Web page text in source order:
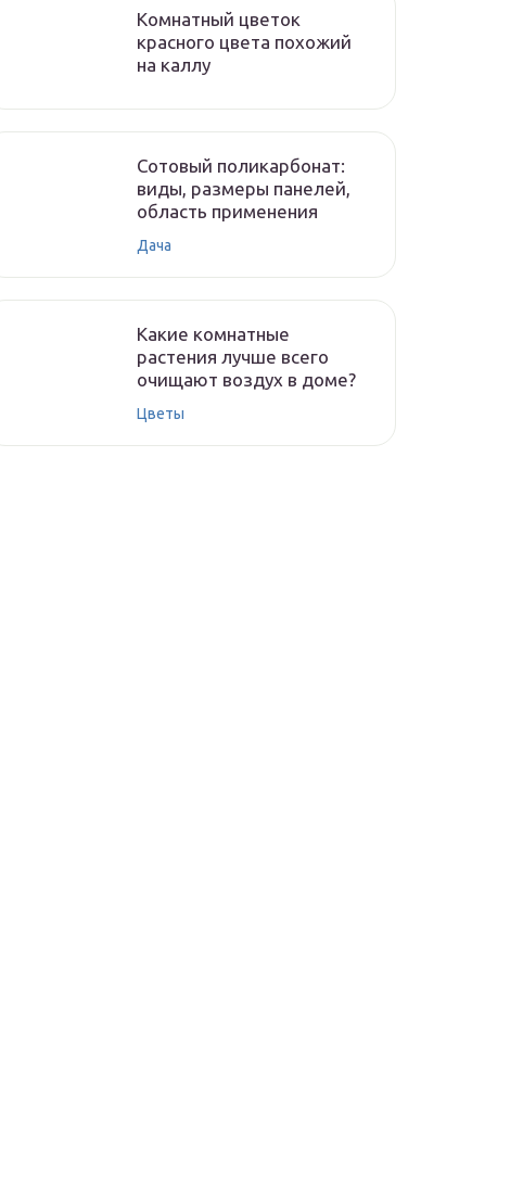
Комнатный цветок
красного цвета похожий
на каллу
Сотовый поликарбонат:
виды, размеры панелей,
область применения
Дача
Какие комнатные
растения лучше всего
очищают воздух в доме?
Цветы